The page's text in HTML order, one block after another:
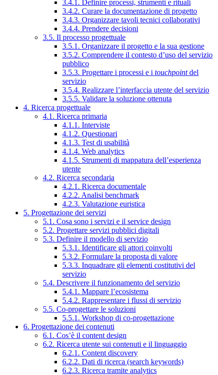
3.4.1. Definire processi, strumenti e rituali
3.4.2. Curare la documentazione di progetto
3.4.3. Organizzare tavoli tecnici collaborativi
3.4.4. Prendere decisioni
3.5. Il processo progettuale
3.5.1. Organizzare il progetto e la sua gestione
3.5.2. Comprendere il contesto d’uso del servizio
pubblico
3.5.3. Progettare i processi e i touchpointdel
servizio
3.5.4. Realizzare l’interfaccia utente del servizio
3.5.5. Validare la soluzione ottenuta
4. Ricerca progettuale
4.1. Ricerca primaria
4.1.1. Interviste
4.1.2. Questionari
4.1.3. Test di usabilità
4.1.4. Web analytics
4.1.5. Strumenti di mappatura dell’esperienza
utente
4.2. Ricerca secondaria
4.2.1. Ricerca documentale
4.2.2. Analisi benchmark
4.2.3. Valutazione euristica
5. Progettazione dei servizi
5.1. Cosa sono i servizi e il service design
5.2. Progettare servizi pubblici digitali
5.3. Definire il modello di servizio
5.3.1. Identificare gli attori coinvolti
5.3.2. Formulare la proposta di valore
5.3.3. Inquadrare gli elementi costitutivi del
servizio
5.4. Descrivere il funzionamento del servizio
5.4.1. Mappare l’ecosistema
5.4.2. Rappresentare i flussi di servizio
5.5. Co-progettare le soluzioni
5.5.1. Workshop di co-progettazione
6. Progettazione dei contenuti
6.1. Cos’è il content design
6.2. Ricerca utente sui contenuti e il linguaggio
6.2.1. Content discovery
6.2.2. Dati di ricerca (search keywords)
6.2.3. Ricerca tramite analytics